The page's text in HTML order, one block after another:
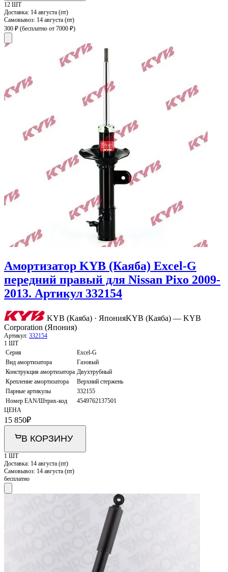
12 ШТ
Доставка: 14 августа (пт)
Самовывоз: 14 августа (пт)
300 ₽ (бесплатно от 7000 ₽)
Амортизатор KYB (Каяба) Excel-G
передний правый для Nissan Pixo 2009-
2013. Артикул 332154
KYB (Каяба) · ЯпонияKYB (Каяба) — KYB
Corporation (Япония)
Артикул: 332154
1 ШТ
Серия
Excel-G
Вид амортизатора
Газовый
Конструкция амортизатора Двухтрубный
Крепление амортизатора
Верхний стержень
Парные артикулы
332155
Номер EAN/Штрих-код
4549762137501
ЦЕНА
15 850₽
В КОРЗИНУ
1 ШТ
Доставка: 14 августа (пт)
Самовывоз: 14 августа (пт)
бесплатно